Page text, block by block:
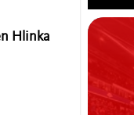
Hlinka